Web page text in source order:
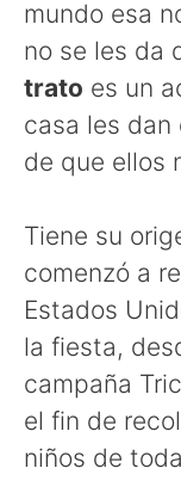
mundo esa
no se les da
trato es un
casa les dan
de que ellos
Tiene su
comenzó a
Estados
la fiesta,
campaña
el fin de
niños de